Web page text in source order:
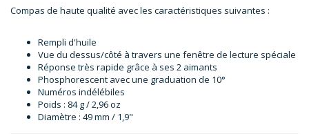
Compas de haute qualité avec les caractéristiques suivantes :
Rempli d'huile
Vue du dessus/côté à travers une fenêtre de lecture spéciale
Réponse très rapide grâce à ses 2 aimants
Phosphorescent avec une graduation de 10°
Numéros indélébiles
Poids : 84 g / 2,96 oz
Diamètre : 49 mm / 1,9"